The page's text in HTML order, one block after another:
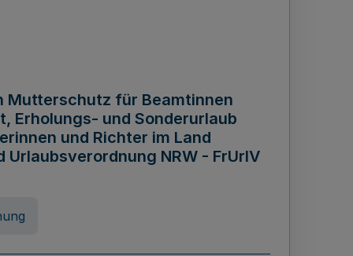
Mutterschutz für Beamtinnen
Erholungs- und Sonderurlaub
und Richter im Land
NRW - FrUrlV